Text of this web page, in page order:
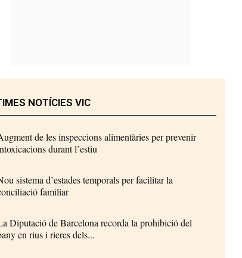
NOTÍCIES VIC
de les inspeccions alimentàries per prevenir
durant l’estiu
sistema d’estades temporals per facilitar la
familiar
Diputació de Barcelona recorda la prohibició del
en rius i rieres dels...